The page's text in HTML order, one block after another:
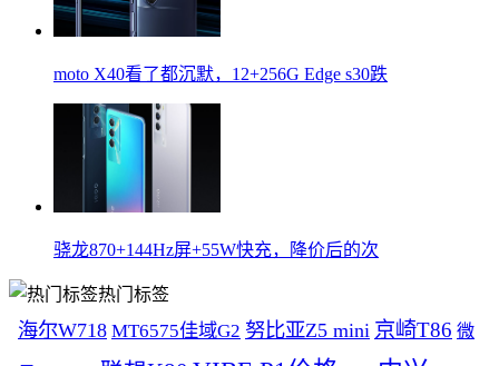
moto X40看了都沉默，12+256G Edge s30跌
骁龙870+144Hz屏+55W快充，降价后的次
热门标签
海尔W718 MT6575佳域G2 努比亚Z5 mini 京崎T86 微